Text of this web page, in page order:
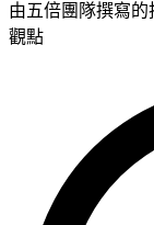
由五倍團隊撰寫
觀點